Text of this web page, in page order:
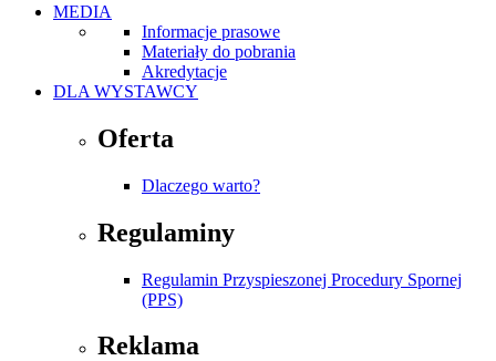
MEDIA
Informacje prasowe
Materiały do pobrania
Akredytacje
DLA WYSTAWCY
Oferta
Dlaczego warto?
Regulaminy
Regulamin Przyspieszonej Procedury Spornej
(PPS)
Reklama